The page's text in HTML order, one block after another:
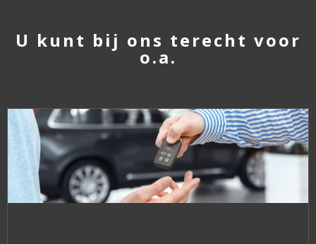
U kunt bij ons terecht voor
o.a.